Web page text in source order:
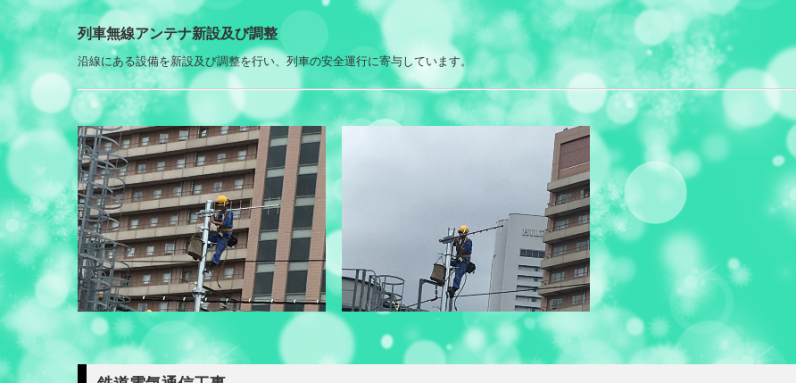
列車無線アンテナ新設及び調整
沿線にある設備を新設及び調整を行い、列車の安全運行に寄与しています。